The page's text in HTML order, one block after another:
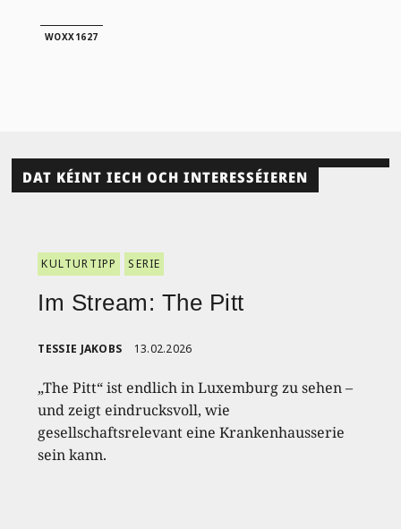
WOXX1627
DAT KÉINT IECH OCH INTERESSÉIEREN
KULTURTIPP SERIE
Im Stream: The Pitt
TESSIE JAKOBS 13.02.2026
„The Pitt“ ist endlich in Luxemburg zu sehen –
und zeigt eindrucksvoll, wie
gesellschaftsrelevant eine Krankenhausserie
sein kann.